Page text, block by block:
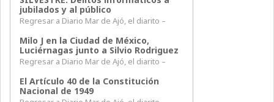
jubilados y al público
Regresar a Diario Mar de Ajó, el diarito –
Milo J en la Ciudad de México,
Luciérnagas junto a Silvio Rodriguez
Regresar a Diario Mar de Ajó, el diarito –
El Artículo 40 de la Constitución
Nacional de 1949